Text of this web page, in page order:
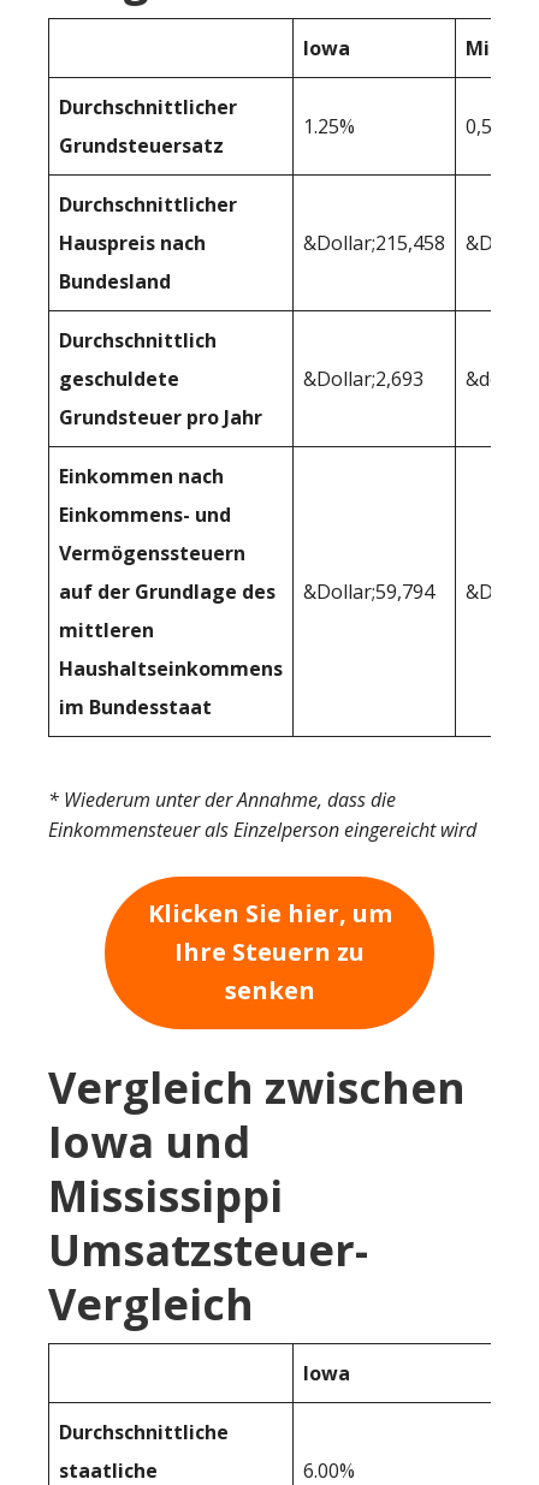
Iowa
Durchschnittlicher
Grundsteuersatz
1.25% 0,55%
Durchschnittlicher
Hauspreis nach
Bundesland
&Dollar;215,458
Durchschnittlich
geschuldete
Grundsteuer pro Jahr
&Dollar;2,693
Einkommen nach
Einkommens- und
Vermögenssteuern
auf der Grundlage des
mittleren
Haushaltseinkommens
im Bundesstaat
&Dollar;59,794
* Wiederum unter der Annahme, dass die
Einkommensteuer als Einzelperson eingereicht wird
Klicken Sie hier, um
Ihre Steuern zu
senken
Vergleich zwischen
Iowa und
Mississippi
Umsatzsteuer-
Vergleich
Iowa
Durchschnittliche
staatliche
6.00%